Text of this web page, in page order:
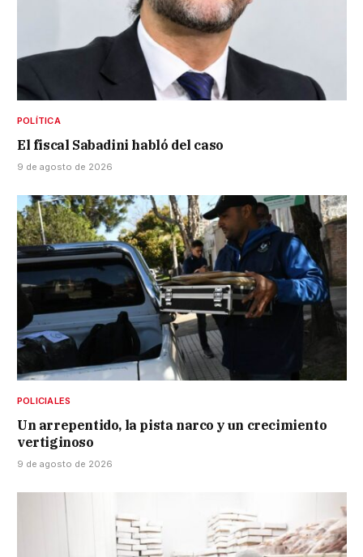
POLÍTICA
El fiscal Sabadini habló del caso
9 de agosto de 2026
POLICIALES
Un arrepentido, la pista narco y un crecimiento
vertiginoso
9 de agosto de 2026